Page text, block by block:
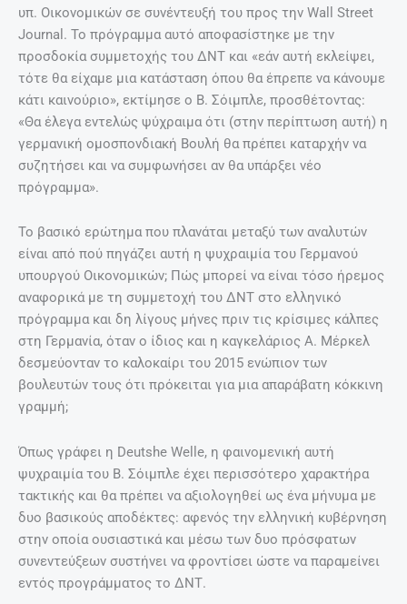
υπ. Οικονομικών σε συνέντευξή του προς την Wall Street
Journal. Το πρόγραμμα αυτό αποφασίστηκε με την
προσδοκία συμμετοχής του ΔΝΤ και «εάν αυτή εκλείψει,
τότε θα είχαμε μια κατάσταση όπου θα έπρεπε να κάνουμε
κάτι καινούριο», εκτίμησε ο Β. Σόιμπλε, προσθέτοντας:
«Θα έλεγα εντελώς ψύχραιμα ότι (στην περίπτωση αυτή) η
γερμανική ομοσπονδιακή Βουλή θα πρέπει καταρχήν να
συζητήσει και να συμφωνήσει αν θα υπάρξει νέο
πρόγραμμα».
Το βασικό ερώτημα που πλανάται μεταξύ των αναλυτών
είναι από πού πηγάζει αυτή η ψυχραιμία του Γερμανού
υπουργού Οικονομικών; Πώς μπορεί να είναι τόσο ήρεμος
αναφορικά με τη συμμετοχή του ΔΝΤ στο ελληνικό
πρόγραμμα και δη λίγους μήνες πριν τις κρίσιμες κάλπες
στη Γερμανία, όταν ο ίδιος και η καγκελάριος Α. Μέρκελ
δεσμεύονταν το καλοκαίρι του 2015 ενώπιον των
βουλευτών τους ότι πρόκειται για μια απαράβατη κόκκινη
γραμμή;
Όπως γράφει η Deutshe Welle, η φαινομενική αυτή
ψυχραιμία του Β. Σόιμπλε έχει περισσότερο χαρακτήρα
τακτικής και θα πρέπει να αξιολογηθεί ως ένα μήνυμα με
δυο βασικούς αποδέκτες: αφενός την ελληνική κυβέρνηση
στην οποία ουσιαστικά και μέσω των δυο πρόσφατων
συνεντεύξεων συστήνει να φροντίσει ώστε να παραμείνει
εντός προγράμματος το ΔΝΤ.